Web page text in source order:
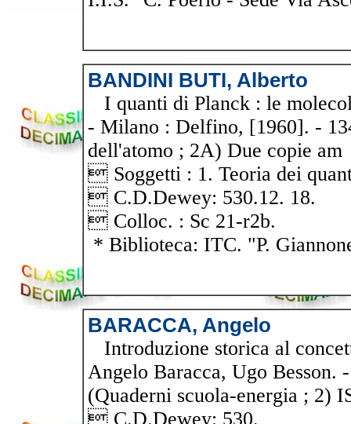
BANDINI BUTI, Alberto
I quanti di Planck : le
- Milano : Delfino, [1960]. -
dell'atomo ; 2A) Due copie am
 Soggetti : 1. Teoria dei
 C.D.Dewey: 530.12. 18.
 Colloc. : Sc 21-r2b.
* Biblioteca: ITC. "P.
BARACCA, Angelo
Introduzione storica al
Angelo Baracca, Ugo
(Quaderni scuola-energia ; 2)
 C.D.Dewey: 530.